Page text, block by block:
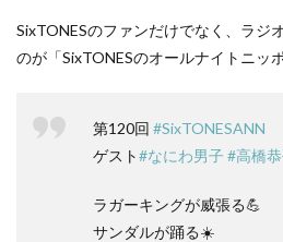
SixTONESのファンだけでなく、ラジ
のが「SixTONESのオールナイトニッ
第120回 #SixTONESANN
ゲスト#なにわ男子#高橋
ラガーキングが威張る💪
サンダルが踊る☀️